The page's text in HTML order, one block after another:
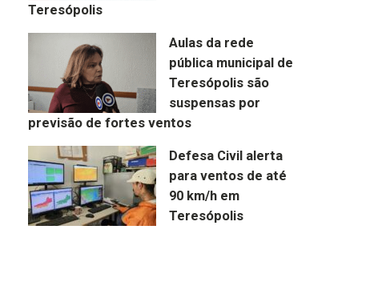
Teresópolis
Aulas da rede
pública municipal de
Teresópolis são
suspensas por
previsão de fortes ventos
Defesa Civil alerta
para ventos de até
90 km/h em
Teresópolis